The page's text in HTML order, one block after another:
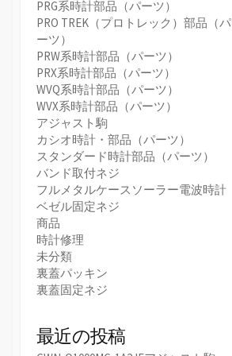
PRG系時計部品（パーツ）
PRO TREK（プロトレック）部品（パ
ーツ）
PRW系時計部品（パーツ）
PRX系時計部品（パーツ）
WVQ系時計部品（パーツ）
WVX系時計部品（パーツ）
アジャスト駒
カシオ時計・部品（パーツ）
スタンダード時計部品（パーツ）
バンド取付ネジ
フルメタルケースソーラー電波時計
ベゼル固定ネジ
商品
時計修理
未分類
裏蓋パッキン
裏蓋固定ネジ
最近の投稿